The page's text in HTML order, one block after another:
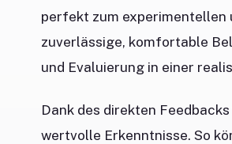
perfekt zum experimentellen
zuverlässige, komfortable
und Evaluierung in einer
Dank des direkten
wertvolle Erkenntnisse. So